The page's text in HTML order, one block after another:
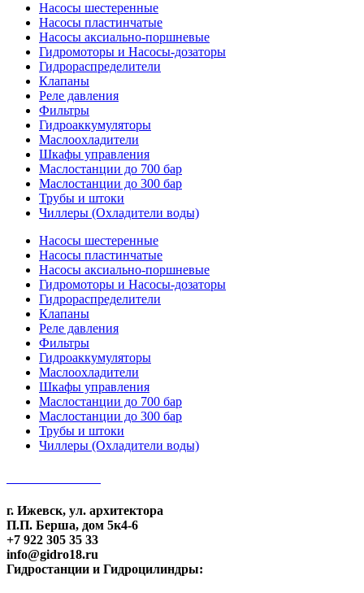
Насосы шестеренные
Насосы пластинчатые
Насосы аксиально-поршневые
Гидромоторы и Насосы-дозаторы
Гидрораспределители
Клапаны
Реле давления
Фильтры
Гидроаккумуляторы
Маслоохладители
Шкафы управления
Маслостанции до 700 бар
Маслостанции до 300 бар
Трубы и штоки
Чиллеры (Охладители воды)
Насосы шестеренные
Насосы пластинчатые
Насосы аксиально-поршневые
Гидромоторы и Насосы-дозаторы
Гидрораспределители
Клапаны
Реле давления
Фильтры
Гидроаккумуляторы
Маслоохладители
Шкафы управления
Маслостанции до 700 бар
Маслостанции до 300 бар
Трубы и штоки
Чиллеры (Охладители воды)
г. Ижевск, ул. архитектора
П.П. Берша, дом 5к4-6
+7 922 305 35 33
info@gidro18.ru
Гидростанции и Гидроцилиндры: